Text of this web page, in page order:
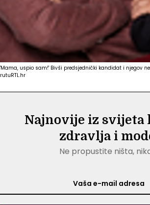
'Mama, uspio sam!' Bivši predsjednički kandidat i njegov
rutuRTL.hr
Najnovije iz svijeta
zdravlja i
Ne propustite ništa,